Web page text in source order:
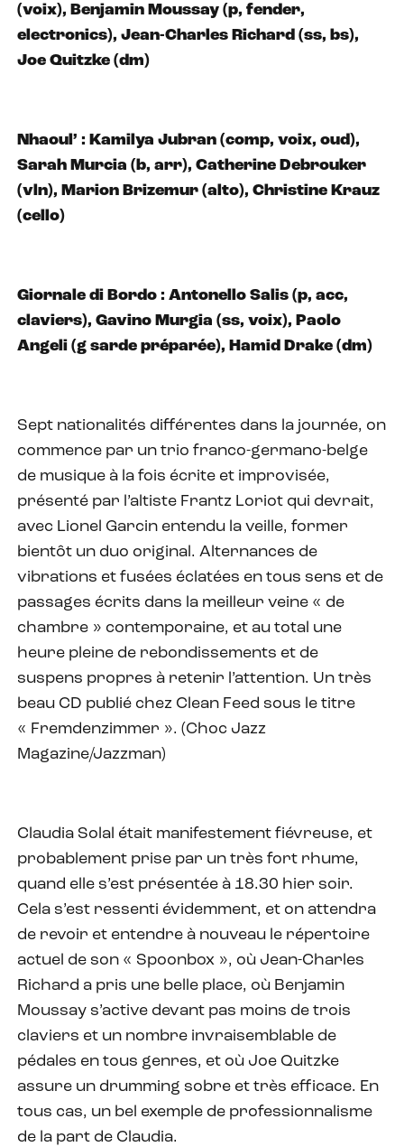
(voix), Benjamin Moussay (p, fender,
electronics), Jean-Charles Richard (ss, bs),
Joe Quitzke (dm)
Nhaoul’ : Kamilya Jubran (comp, voix, oud),
Sarah Murcia (b, arr), Catherine Debrouker
(vln), Marion Brizemur (alto), Christine Krauz
(cello)
Giornale di Bordo : Antonello Salis (p, acc,
claviers), Gavino Murgia (ss, voix), Paolo
Angeli (g sarde préparée), Hamid Drake (dm)
Sept nationalités différentes dans la journée, on
commence par un trio franco-germano-belge
de musique à la fois écrite et improvisée,
présenté par l’altiste Frantz Loriot qui devrait,
avec Lionel Garcin entendu la veille, former
bientôt un duo original. Alternances de
vibrations et fusées éclatées en tous sens et de
passages écrits dans la meilleur veine « de
chambre » contemporaine, et au total une
heure pleine de rebondissements et de
suspens propres à retenir l’attention. Un très
beau CD publié chez Clean Feed sous le titre
« Fremdenzimmer ». (Choc Jazz
Magazine/Jazzman)
Claudia Solal était manifestement fiévreuse, et
probablement prise par un très fort rhume,
quand elle s’est présentée à 18.30 hier soir.
Cela s’est ressenti évidemment, et on attendra
de revoir et entendre à nouveau le répertoire
actuel de son « Spoonbox », où Jean-Charles
Richard a pris une belle place, où Benjamin
Moussay s’active devant pas moins de trois
claviers et un nombre invraisemblable de
pédales en tous genres, et où Joe Quitzke
assure un drumming sobre et très efficace. En
tous cas, un bel exemple de professionnalisme
de la part de Claudia.